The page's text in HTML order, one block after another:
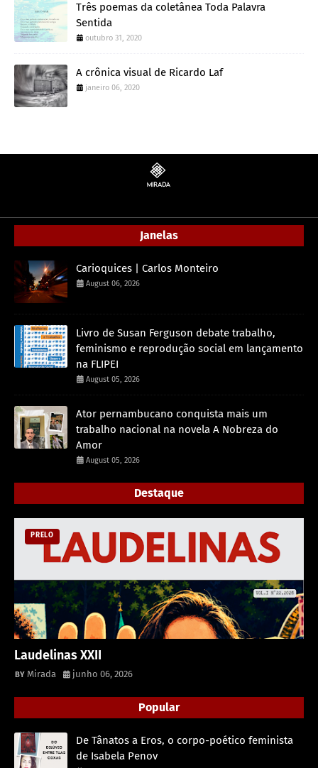
Três poemas da coletânea Toda Palavra
Sentida
outubro 31, 2020
A crônica visual de Ricardo Laf
janeiro 06, 2020
Janelas
Carioquices | Carlos Monteiro
August 06, 2026
Livro de Susan Ferguson debate trabalho,
feminismo e reprodução social em lançamento
na FLIPEI
August 05, 2026
Ator pernambucano conquista mais um
trabalho nacional na novela A Nobreza do
Amor
August 05, 2026
Destaque
PRELO
Laudelinas XXII
Mirada junho 06, 2026
Popular
De Tânatos a Eros, o corpo-poético feminista
de Isabela Penov